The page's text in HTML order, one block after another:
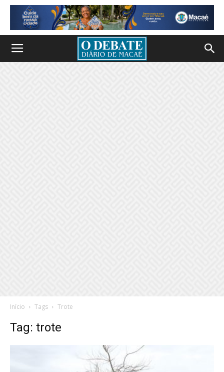
Início Tags Trote
Tag: trote